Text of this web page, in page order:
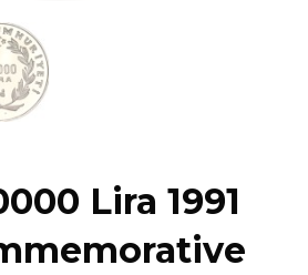
Lira 1991